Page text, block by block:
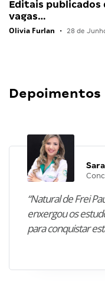
Editais publicados
vagas…
Olivia Furlan • 28 de
Depoimentos
“Natural de Frei
enxergou os
para conquistar